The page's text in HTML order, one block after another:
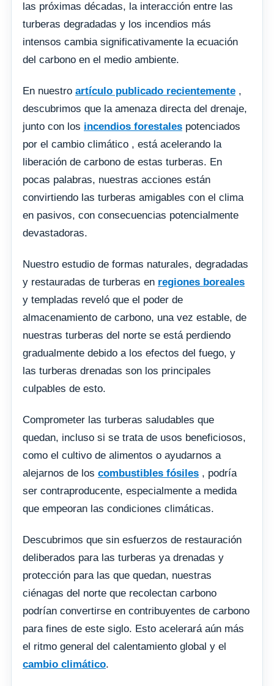
las próximas décadas, la interacción entre las
turberas degradadas y los incendios más
intensos cambia significativamente la ecuación
del carbono en el medio ambiente.
En nuestro artículo publicado recientemente ,
descubrimos que la amenaza directa del drenaje,
junto con los incendios forestales potenciados
por el cambio climático , está acelerando la
liberación de carbono de estas turberas. En
pocas palabras, nuestras acciones están
convirtiendo las turberas amigables con el clima
en pasivos, con consecuencias potencialmente
devastadoras.
Nuestro estudio de formas naturales, degradadas
y restauradas de turberas en regiones boreales
y templadas reveló que el poder de
almacenamiento de carbono, una vez estable, de
nuestras turberas del norte se está perdiendo
gradualmente debido a los efectos del fuego, y
las turberas drenadas son los principales
culpables de esto.
Comprometer las turberas saludables que
quedan, incluso si se trata de usos beneficiosos,
como el cultivo de alimentos o ayudarnos a
alejarnos de los combustibles fósiles , podría
ser contraproducente, especialmente a medida
que empeoran las condiciones climáticas.
Descubrimos que sin esfuerzos de restauración
deliberados para las turberas ya drenadas y
protección para las que quedan, nuestras
ciénagas del norte que recolectan carbono
podrían convertirse en contribuyentes de carbono
para fines de este siglo. Esto acelerará aún más
el ritmo general del calentamiento global y el
cambio climático.